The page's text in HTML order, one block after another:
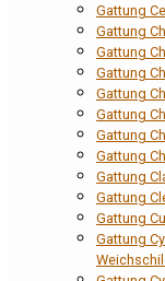
Gattung
Gattung
Gattung
Gattung
Gattung
Gattung
Gattung
Gattung
Gattung
Gattung
Gattung
Gattung